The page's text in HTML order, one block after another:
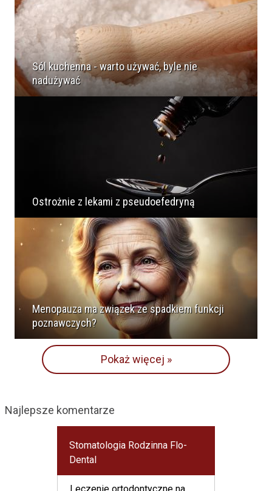
Sól kuchenna - warto używać, byle nie
nadużywać
Ostrożnie z lekami z pseudoefedryną
Menopauza ma związek ze spadkiem funkcji
poznawczych?
Pokaż więcej »
Najlepsze komentarze
Stomatologia Rodzinna Flo-
Dental